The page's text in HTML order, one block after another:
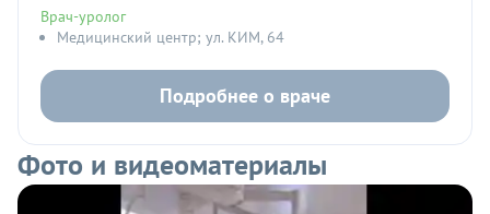
Врач-уролог
Медицинский центр; ул. КИМ, 64
Подробнее о враче
Фото и видеоматериалы